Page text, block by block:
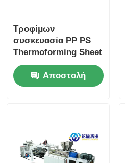
Τροφίμων
συσκευασία PP PS
Thermoforming Sheet
Extrusion Line 350-
1500kg/H Δυνατότητα
Αποστολή